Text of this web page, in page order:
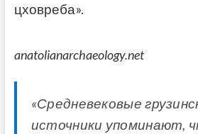
цховреба».
anatolianarchaeology.net
«Средневековые
источники упоминают,